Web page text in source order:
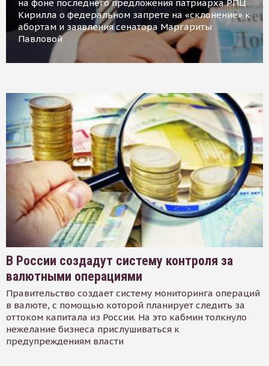
на фоне последнего предложения патриарха РПЦ
Кирилла о федеральном запрете на «склонение» к
абортам и заявления сенатора Маргариты
Павловой
В России создадут систему контроля за
валютными операциями
Правительство создает систему мониторинга операций
в валюте, с помощью которой планирует следить за
оттоком капитала из России. На это кабмин толкнуло
нежелание бизнеса прислушиваться к
предупреждениям власти